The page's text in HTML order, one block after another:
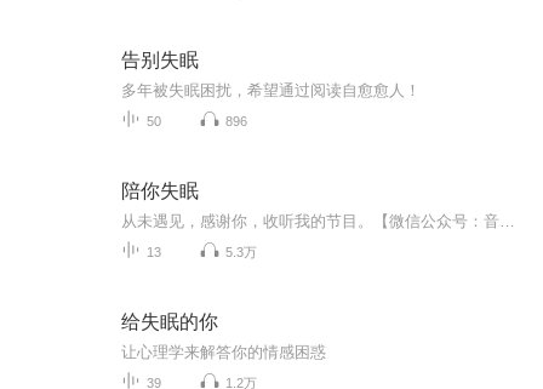
告别失眠
多年被失眠困扰，希望通过阅读自愈愈人！
50 896
陪你失眠
13 5.3万
给失眠的你
让心理学来解答你的情感困惑
39 1.2万